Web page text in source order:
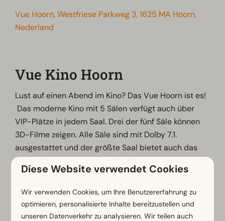
Vue Hoorn, Westfriese Parkweg 3, 1625 MA Hoorn,
Nederland
Vue Kino Hoorn
Lust auf einen Abend im Kino? Das Vue Hoorn ist es!
Das moderne Kino mit 5 Sälen verfügt auch über
VIP-Plätze in jedem Saal. Drei der fünf Säle können
3D-Filme zeigen. Alle Säle sind mit Dolby 7.1.
ausgestattet und der größte Saal bietet auch das
spektakuläre Dolby Atmos-Sounderlebnis. Buchen
Sie Ihre Tickets schnell über die Website!
Informieren Sie sich auf der Website über das
aktuelle Angebot und die Öffnungszeiten
Diese Website verwendet Cookies
Wir verwenden Cookies, um Ihre Benutzererfahrung zu
optimieren, personalisierte Inhalte bereitzustellen und
unseren Datenverkehr zu analysieren. Wir teilen auch